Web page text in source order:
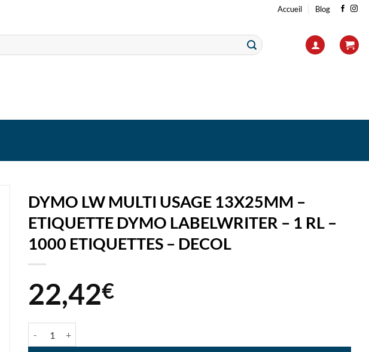
Accueil Blog
DYMO LW MULTI USAGE 13X25MM –
ETIQUETTE DYMO LABELWRITER – 1 RL –
1000 ETIQUETTES – DECOL
22,42€